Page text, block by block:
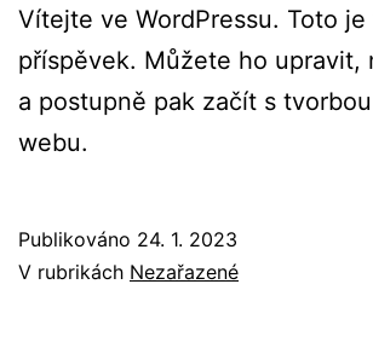
Vítejte ve WordPressu. Toto
příspěvek. Můžete ho upravit,
a postupně pak začít s
webu.
Publikováno 24. 1. 2023
V rubrikách Nezařazené